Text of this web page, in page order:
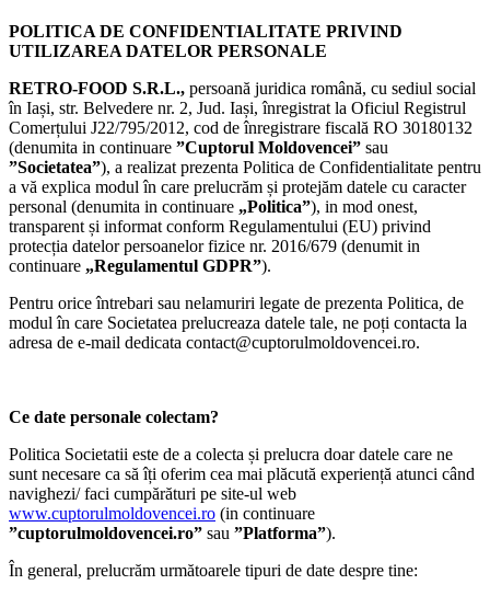
POLITICA DE CONFIDENTIALITATE PRIVIND
UTILIZAREA DATELOR PERSONALE
RETRO-FOOD S.R.L., persoană juridica română, cu sediul social
în Iași, str. Belvedere nr. 2, Jud. Iași, înregistrat la Oficiul Registrul
Comerțului J22/795/2012, cod de înregistrare fiscală RO 30180132
(denumita in continuare ”Cuptorul Moldovencei” sau
”Societatea”), a realizat prezenta Politica de Confidentialitate pentru
a vă explica modul în care prelucrăm și protejăm datele cu caracter
personal (denumita in continuare „Politica”), in mod onest,
transparent și informat conform Regulamentului (EU) privind
protecția datelor persoanelor fizice nr. 2016/679 (denumit in
continuare „Regulamentul GDPR”).
Pentru orice întrebari sau nelamuriri legate de prezenta Politica, de
modul în care Societatea prelucreaza datele tale, ne poți contacta la
adresa de e-mail dedicata contact@cuptorulmoldovencei.ro.
Ce date personale colectam?
Politica Societatii este de a colecta și prelucra doar datele care ne
sunt necesare ca să îți oferim cea mai plăcută experiență atunci când
navighezi/ faci cumpărături pe site-ul web
www.cuptorulmoldovencei.ro (in continuare
”cuptorulmoldovencei.ro” sau ”Platforma”).
În general, prelucrăm următoarele tipuri de date despre tine: